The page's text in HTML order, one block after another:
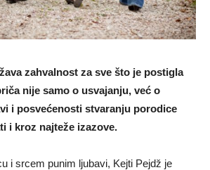
zahvalnost za sve što je postigla
nije samo o usvajanju, već o
i posvećenosti stvaranju porodice
i kroz najteže izazove.
i srcem punim ljubavi, Kejti Pejdž je